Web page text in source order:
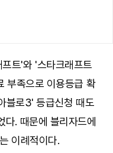
트'와 '스타크래프트
부족으로 이용등급 확
블로3' 등급신청 때도
. 때문에 블리자드에
이례적이다.